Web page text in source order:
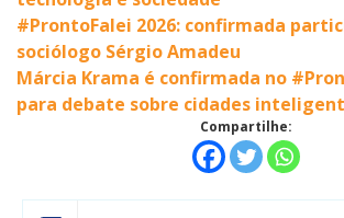
#ProntoFalei 2026: confirmada
sociólogo Sérgio Amadeu
Márcia Krama é confirmada no
para debate sobre cidades
Compartilhe: